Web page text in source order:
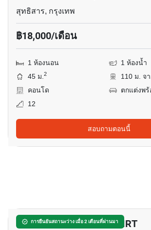
สุทธิสาร, กรุงเทพ
฿18,000/เดือน
1 ห้องนอน
1 ห้องน้ำ
45 ม.2
110 ม. จ
คอนโด
ตกแต่งพร้
12
สอบถามตอนนี้
การยืนยันสถานะว่าง เมื่อ 2 เดือนที่ผ่านมา
คอนโด 1-ห้องนอน ใกล้ MRT